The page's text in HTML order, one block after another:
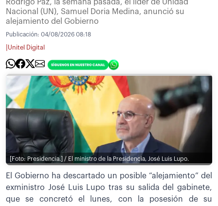
Rodrigo Paz, la semana pasada, el líder de Unidad
Nacional (UN), Samuel Doria Medina, anunció su
alejamiento del Gobierno
Publicación: 04/08/2026 08:18
Unitel Digital
[Foto: Presidencia.] / El ministro de la Presidencia, José Luis Lupo.
El Gobierno ha descartado un posible “alejamiento” del
exministro José Luis Lupo tras su salida del gabinete,
que se concretó el lunes, con la posesión de su